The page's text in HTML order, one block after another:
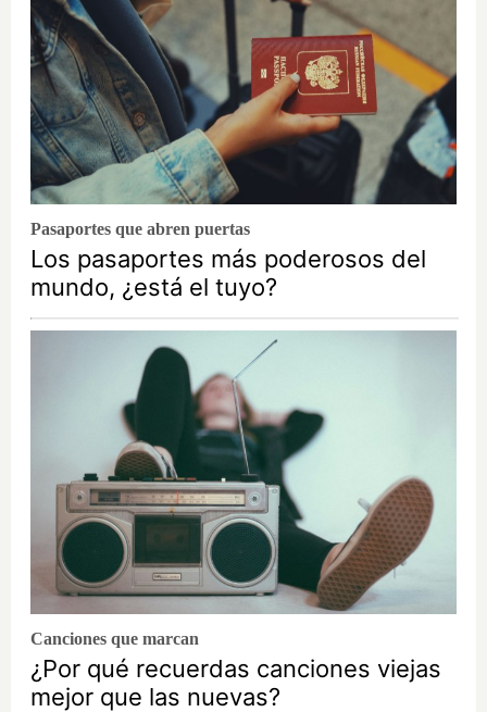
Pasaportes que abren puertas
Los pasaportes más poderosos del
mundo, ¿está el tuyo?
Canciones que marcan
¿Por qué recuerdas canciones viejas
mejor que las nuevas?